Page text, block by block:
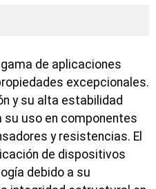
de aplicaciones
excepcionales.
y su alta estabilidad
su uso en componentes
y resistencias. El
de dispositivos
debido a su